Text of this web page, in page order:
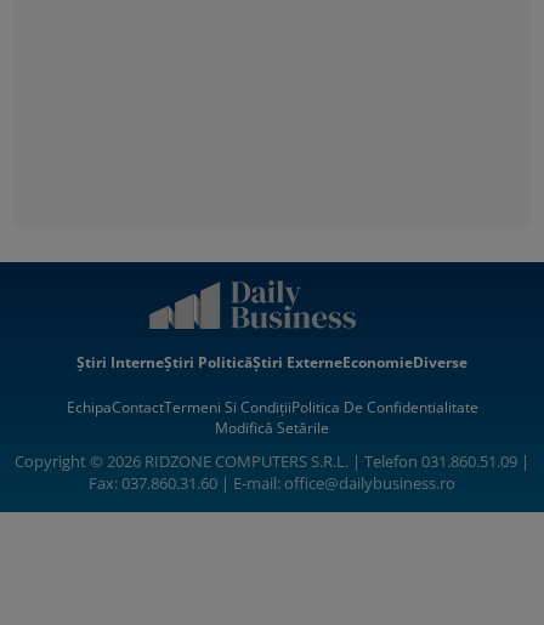
Știri InterneȘtiri PoliticăȘtiri ExterneEconomieDiverse
EchipaContactTermeni Si CondițiiPolitica De Confidentialitate
Modifică Setările
Copyright © 2026 RIDZONE COMPUTERS S.R.L. | Telefon 031.860.51.09 |
Fax: 037.860.31.60 | E-mail:office@dailybusiness.ro